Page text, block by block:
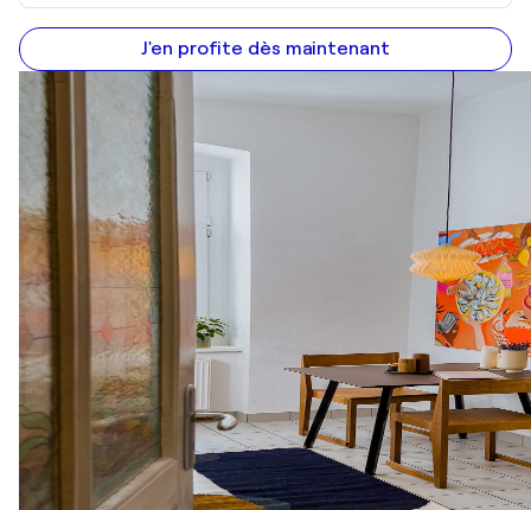
J'en profite dès maintenant